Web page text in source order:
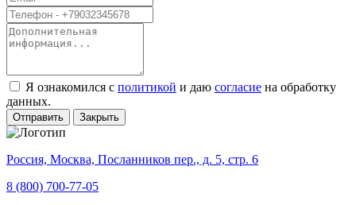
Я ознакомился с политикой и даю согласие на обработку
данных.
Отправить Закрыть
Россия, Москва, Посланников пер., д. 5, стр. 6
8 (800) 700-77-05